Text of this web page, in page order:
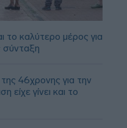
το καλύτερο μέρος για
σύνταξη
46χρονης για την
είχε γίνει και το